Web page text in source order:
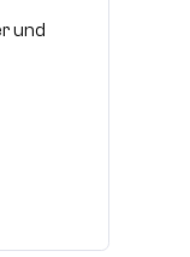
und